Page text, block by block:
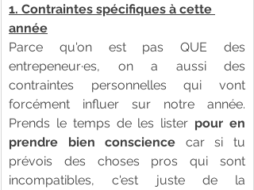
1. Contraintes spécifiques à cette
année
Parce qu'on est pas QUE des
entrepeneur·es, on a aussi des
contraintes personnelles qui vont
forcément influer sur notre année.
Prends le temps de les lister pour en
prendre bien conscience car si tu
prévois des choses pros qui sont
incompatibles, c'est juste de la